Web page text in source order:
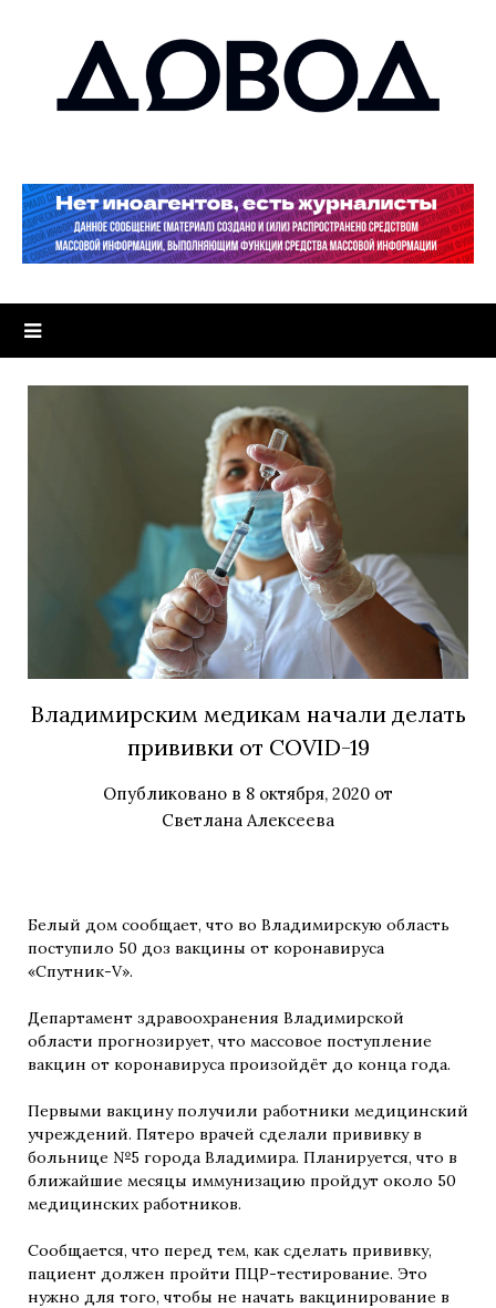
Владимирским медикам начали делать
прививки от COVID-19
Опубликовано в 8 октября, 2020 от
Светлана Алексеева
Белый дом сообщает, что во Владимирскую область
поступило 50 доз вакцины от коронавируса
«Спутник-V».
Департамент здравоохранения Владимирской
области прогнозирует, что массовое поступление
вакцин от коронавируса произойдёт до конца года.
Первыми вакцину получили работники медицинский
учреждений. Пятеро врачей сделали прививку в
больнице №5 города Владимира. Планируется, что в
ближайшие месяцы иммунизацию пройдут около 50
медицинских работников.
Сообщается, что перед тем, как сделать прививку,
пациент должен пройти ПЦР-тестирование. Это
нужно для того, чтобы не начать вакцинирование в